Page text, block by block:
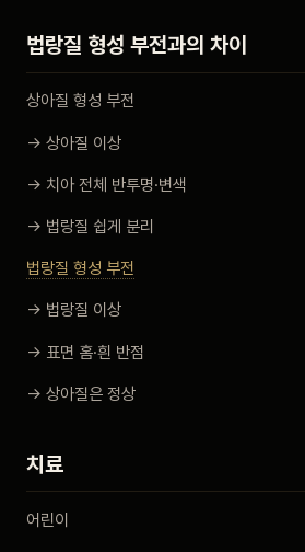
법랑질 형성 부전과의 차이
상아질 형성 부전
→ 상아질 이상
→ 치아 전체 반투명·변색
→ 법랑질 쉽게 분리
법랑질 형성 부전
→ 법랑질 이상
→ 표면 홈·흰 반점
→ 상아질은 정상
치료
어린이